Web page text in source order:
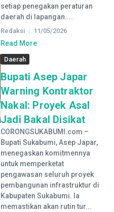
setiap penegakan peraturan
daerah di lapangan....
Redaksi 11/05/2026
Read More
Daerah
Bupati Asep Japar
Warning Kontraktor
Nakal: Proyek Asal
Jadi Bakal Disikat
CORONGSUKABUMI.com –
Bupati Sukabumi, Asep Japar,
menegaskan komitmennya
untuk memperketat
pengawasan seluruh proyek
pembangunan infrastruktur di
Kabupaten Sukabumi. Ia
memastikan akan rutin tur...